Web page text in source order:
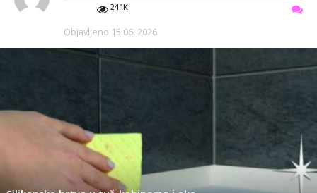
24.1K
Objavljeno 15.06. 2026.